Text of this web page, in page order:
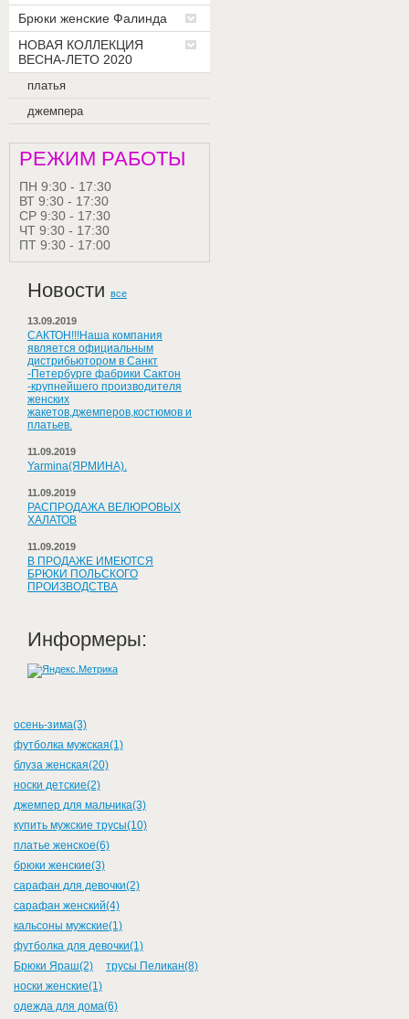
Брюки женские Фалинда
НОВАЯ КОЛЛЕКЦИЯ
ВЕСНА-ЛЕТО 2020
платья
джемпера
РЕЖИМ РАБОТЫ
ПН 9:30 - 17:30
ВТ 9:30 - 17:30
СР 9:30 - 17:30
ЧТ 9:30 - 17:30
ПТ 9:30 - 17:00
Новости все
13.09.2019
САКТОН!!!Наша компания
является официальным
дистрибьютором в Санкт
-Петербурге фабрики Сактон
-крупнейшего производителя
женских
жакетов,джемперов,костюмов и
платьев.
11.09.2019
Yarmina(ЯРМИНА).
11.09.2019
РАСПРОДАЖА ВЕЛЮРОВЫХ
ХАЛАТОВ
11.09.2019
В ПРОДАЖЕ ИМЕЮТСЯ
БРЮКИ ПОЛЬСКОГО
ПРОИЗВОДСТВА
Информеры:
осень-зима(3)
футболка мужская(1)
блуза женская(20)
носки детские(2)
джемпер для мальчика(3)
купить мужские трусы(10)
платье женское(6)
брюки женские(3)
сарафан для девочки(2)
сарафан женский(4)
кальсоны мужские(1)
футболка для девочки(1)
Брюки Яраш(2)
трусы Пеликан(8)
носки женские(1)
одежда для дома(6)